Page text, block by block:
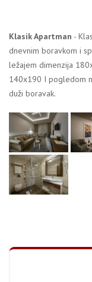
Klasik Apartman -
dnevnim boravkom i
ležajem dimenzija
140x190 I pogledom
duži boravak.